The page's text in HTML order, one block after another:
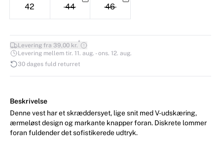
42 44 46
Levering fra 39,00 kr.*
Levering mellem tir. 11. aug. - ons. 12. aug.
30 dages fuld returret
Beskrivelse
Denne vest har et skræddersyet, lige snit med V-udskæring,
ærmeløst design og markante knapper foran. Diskrete lommer
foran fuldender det sofistikerede udtryk.